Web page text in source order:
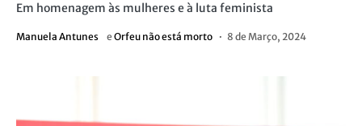
Em homenagem às mulheres e à luta feminista
Manuela Antunes e Orfeu não está morto 8 de Março, 2024